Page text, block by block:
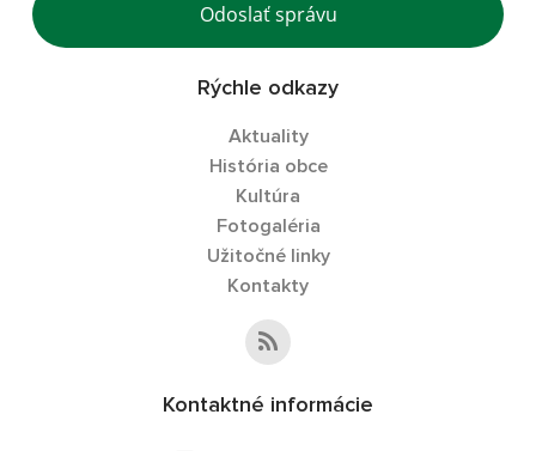
Odoslať správu
Rýchle odkazy
Aktuality
História obce
Kultúra
Fotogaléria
Užitočné linky
Kontakty
Kontaktné informácie